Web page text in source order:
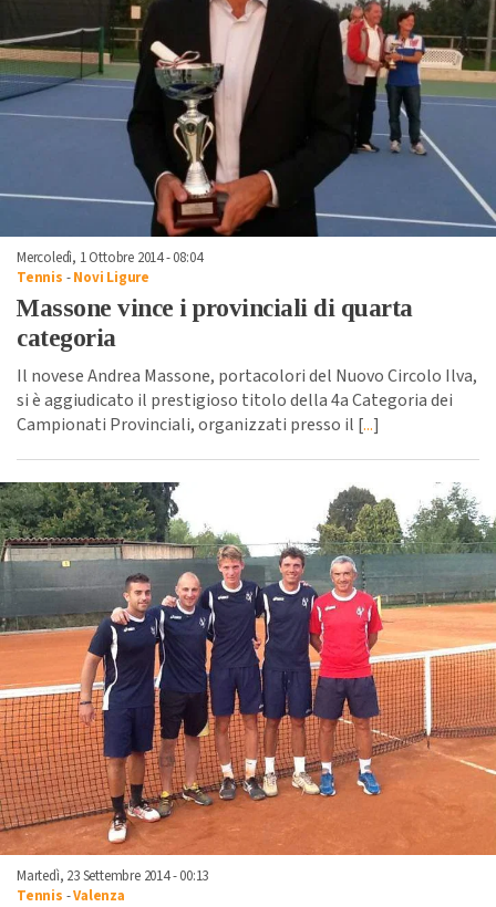
Mercoledì, 1 Ottobre 2014 - 08:04
Tennis -Novi Ligure
Massone vince i provinciali di quarta
categoria
Il novese Andrea Massone, portacolori del Nuovo Circolo Ilva,
si è aggiudicato il prestigioso titolo della 4a Categoria dei
Campionati Provinciali, organizzati presso il [...]
Martedì, 23 Settembre 2014 - 00:13
Tennis -Valenza